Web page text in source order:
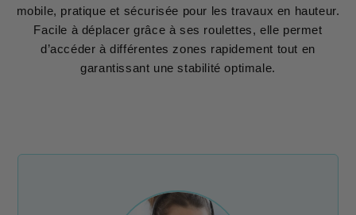
mobile, pratique et sécurisée pour les travaux en hauteur.
Facile à déplacer grâce à ses roulettes, elle permet
d’accéder à différentes zones rapidement tout en
garantissant une stabilité optimale.